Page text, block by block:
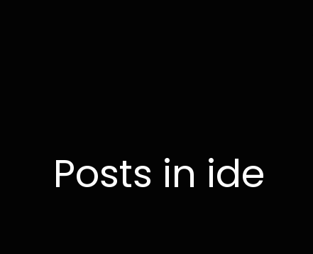
Posts in ide